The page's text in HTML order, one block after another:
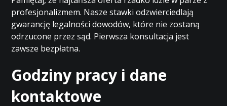
profesjonalizmem. Nasze stawki odzwierciedlają
gwarancję legalności dowodów, które nie zostaną
odrzucone przez sąd. Pierwsza konsultacja jest
zawsze bezpłatna.
Godziny pracy i dane
kontaktowe